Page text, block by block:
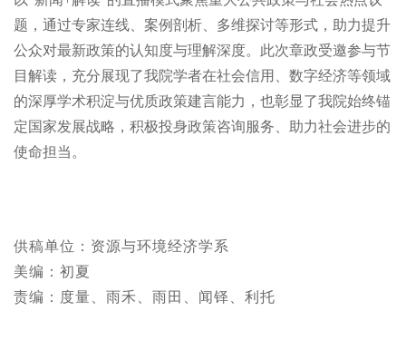
题，通过专家连线、案例剖析、多维探讨等形式，助力提升
公众对最新政策的认知度与理解深度。此次章政受邀参与节
目解读，充分展现了我院学者在社会信用、数字经济等领域
的深厚学术积淀与优质政策建言能力，也彰显了我院始终锚
定国家发展战略，积极投身政策咨询服务、助力社会进步的
使命担当。
供稿单位：资源与环境经济学系
美编：初夏
责编：度量、雨禾、雨田、闻铎、利托